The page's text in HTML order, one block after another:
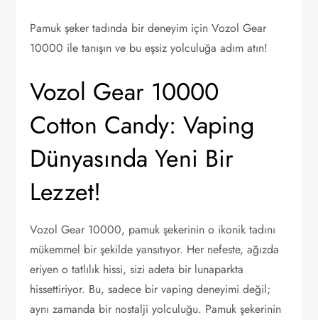
Pamuk şeker tadında bir deneyim için Vozol Gear
10000 ile tanışın ve bu eşsiz yolculuğa adım atın!
Vozol Gear 10000
Cotton Candy: Vaping
Dünyasında Yeni Bir
Lezzet!
Vozol Gear 10000, pamuk şekerinin o ikonik tadını
mükemmel bir şekilde yansıtıyor. Her nefeste, ağızda
eriyen o tatlılık hissi, sizi adeta bir lunaparkta
hissettiriyor. Bu, sadece bir vaping deneyimi değil;
aynı zamanda bir nostalji yolculuğu. Pamuk şekerinin